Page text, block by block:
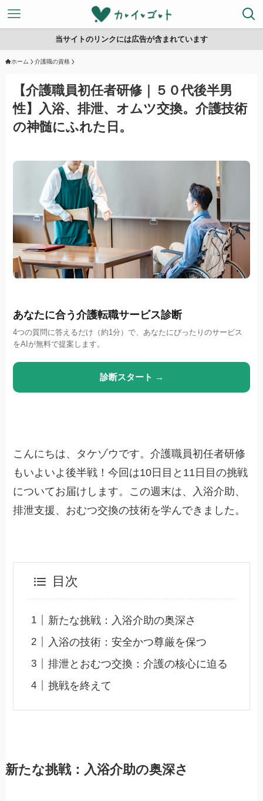
当サイトのリンクには広告が含まれています
ホーム 介護職の資格
【介護職員初任者研修｜５０代後半男
性】入浴、排泄、オムツ交換。介護技術
の神髄にふれた日。
あなたに合う介護転職サービス診断
4つの質問に答えるだけ（約1分）で、あなたにぴったりのサービス
をAIが無料で提案します。
診断スタート →
こんにちは、タケゾウです。介護職員初任者研修
もいよいよ後半戦！今回は10日目と11日目の挑戦
についてお届けします。この週末は、入浴介助、
排泄支援、おむつ交換の技術を学んできました。
目次
新たな挑戦：入浴介助の奥深さ
入浴の技術：安全かつ尊厳を保つ
排泄とおむつ交換：介護の核心に迫る
挑戦を終えて
新たな挑戦：入浴介助の奥深さ